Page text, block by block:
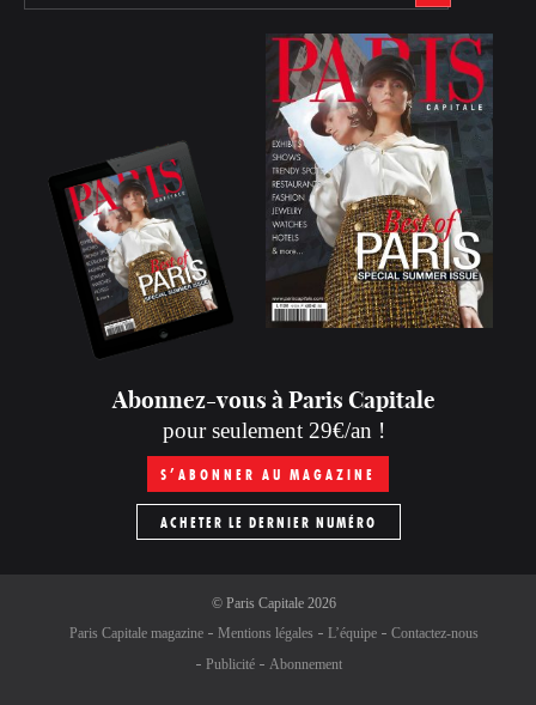
Abonnez-vous à Paris Capitale
pour seulement 29€/an !
S’ABONNER AU MAGAZINE
ACHETER LE DERNIER NUMÉRO
© Paris Capitale2026
Paris Capitale magazine
Mentions légales L’équipe
Contactez-nous
Publicité
Abonnement